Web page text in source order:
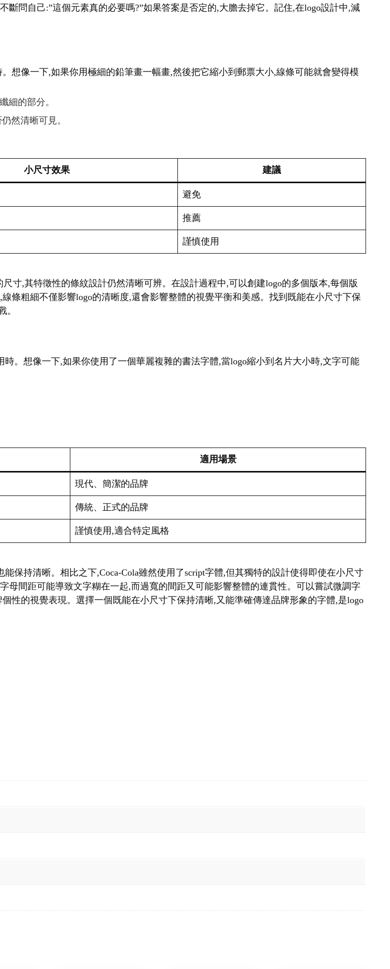
問自己:”這個元素真的必要嗎?”如果答案是否定的,大膽去掉它。記住,在logo設計中,減
想像一下,如果你用極細的鉛筆畫一幅畫,然後把它縮小到郵票大小,線條可能就會變得模
細的部分。
然清晰可見。
小尺寸效果 建議
避免
推薦
謹慎使用
寸,其特徵性的條紋設計仍然清晰可辨。在設計過程中,可以創建logo的多個版本,每個版
條粗細不僅影響logo的清晰度,還會影響整體的視覺平衡和美感。找到既能在小尺寸下保
。
。想像一下,如果你使用了一個華麗複雜的書法字體,當logo縮小到名片大小時,文字可能
適用場景
現代、簡潔的品牌
傳統、正式的品牌
謹慎使用,適合特定風格
保持清晰。相比之下,Coca-Cola雖然使用了script字體,但其獨特的設計使得即使在小尺寸
母間距可能導致文字糊在一起,而過寬的間距又可能影響整體的連貫性。可以嘗試微調字
性的視覺表現。選擇一個既能在小尺寸下保持清晰,又能準確傳達品牌形象的字體,是logo